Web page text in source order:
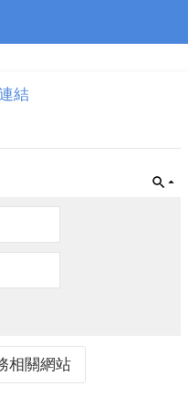
結
相關網站